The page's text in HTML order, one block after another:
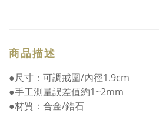
商品描述
●尺寸：可調戒圍/內徑1.9cm
●手工測量誤差值約1~2mm
●材質：合金/鋯石